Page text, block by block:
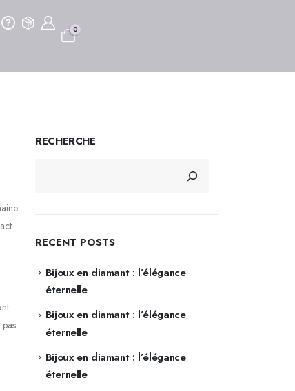
0
RECHERCHE
RECENT POSTS
Bijoux en diamant : l’élégance
éternelle
Bijoux en diamant : l’élégance
éternelle
Bijoux en diamant : l’élégance
éternelle